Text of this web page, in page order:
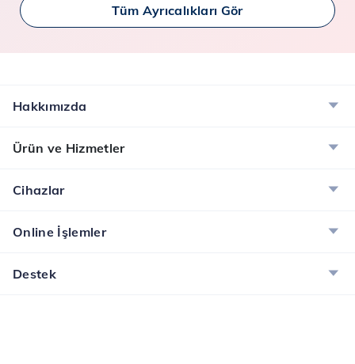
Tüm Ayrıcalıkları Gör
Hakkımızda
Ürün ve Hizmetler
Cihazlar
Online İşlemler
Destek